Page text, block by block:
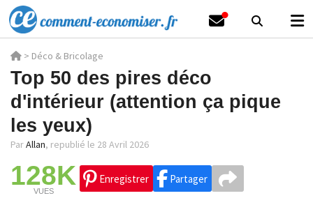
> Déco & Bricolage
Top 50 des pires déco
d'intérieur (attention ça pique
les yeux)
ParAllan, republié le 28 Avril 2026
128K
VUES
Enregistrer Partager